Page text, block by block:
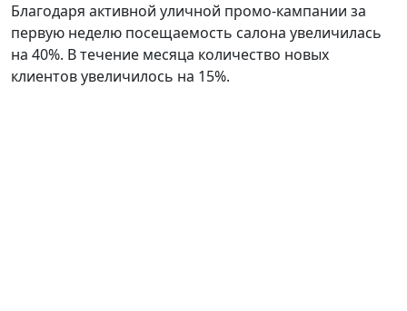
Благодаря активной уличной промо-кампании за
первую неделю посещаемость салона увеличилась
на 40%. В течение месяца количество новых
клиентов увеличилось на 15%.